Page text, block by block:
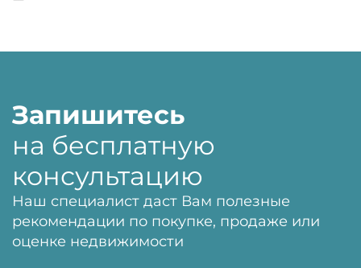
Запишитесь
на бесплатную
консультацию
Наш специалист даст Вам полезные
рекомендации по покупке, продаже или
оценке недвижимости